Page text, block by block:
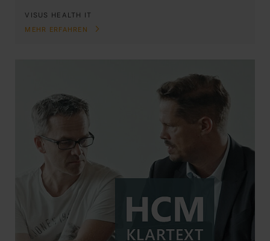
VISUS HEALTH IT
MEHR ERFAHREN